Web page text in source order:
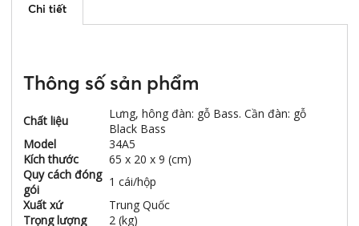
Chi tiết
Thông số sản phẩm
Chất liệu
Lưng, hông đàn: gỗ Bass. Cần đàn: gỗ
Black Bass
Model
34A5
Kích thước
65 x 20 x 9 (cm)
Quy cách đóng
gói
1 cái/hộp
Xuất xứ
Trung Quốc
Trọng lượng
2 (kg)